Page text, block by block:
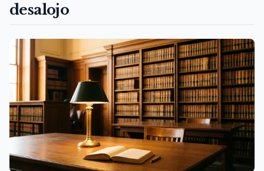
desalojo